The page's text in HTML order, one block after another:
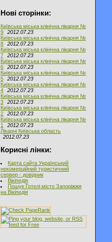
Нові сторінки:
Київська міська клінічна лікарня №
9
2012.07.23
Київська міська клінічна лікарня №
8
2012.07.23
Київська міська клінічна лікарня №
7
2012.07.23
Київська міська клінічна лікарня №
6
2012.07.23
Київська міська клінічна лікарня №
5
2012.07.23
Київська міська клінічна лікарня №
4
2012.07.23
Київська міська клінічна лікарня №
3
2012.07.23
Київська міська клінічна лікарня №
2
2012.07.23
Київська міська клінічна лікарня №
1
2012.07.23
Лікарні Київська область
2012.07.23
Корисні лінки:
Карта сайта Український
некомерційний туристичний
сервер - довідник
Вікіпедія
Пошук Готелі місто Запоріжжя
на Вікіпедія